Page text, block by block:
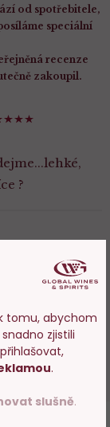
od spotřebitele,
speciální
recenze
zakoupil.
?
tomu, abychom
zjistili
.
slušně.